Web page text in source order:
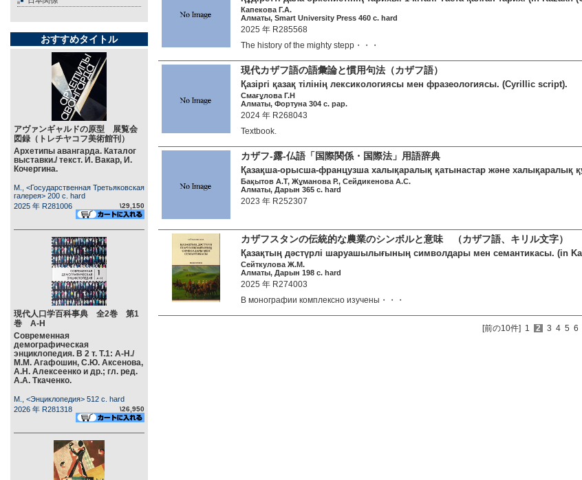
おすすめタイトル
アヴァンギャルドの原型 展覧会
図録（トレチヤコフ美術館刊）
Архетипы авангарда. Каталог
выставки./ текст. И. Вакар, И.
Кочергина.
М., <Государственная Третьяковская
галерея> 200 c. hard
2025 年 R281006
\29,150
現代人口学百科事典 全2巻 第1
巻 А-Н
Современная
демографическая
энциклопедия. В 2 т. Т.1: А-Н./
М.М. Агафошин, С.Ю. Аксенова,
А.Н. Алексеенко и др.; гл. ред.
А.А. Ткаченко.
М., <Энциклопедия> 512 c. hard
2026 年 R281318
\26,950
Капекова Г.А.
Алматы, Smart University Press 460 c. hard
2025 年 R285568
The history of the mighty stepp・・・
現代カザフ語の語彙論と慣用句法（カザフ語）
Қазіргі қазақ тілінің лексикологиясы мен фразеологиясы. (Cyrillic script).
Смағұлова Г.Н
Алматы, Фортуна 304 c. pap.
2024 年 R268043
Textbook.
カザフ-露-仏語「国際関係・国際法」用語辞典
Қазақша-орысша-французша халықаралық қатынастар және халықаралық
Бақытов А.T, Жұманова Р., Сейдикенова А.C.
Алматы, Дарын 365 c. hard
2023 年 R252307
カザフスタンの伝統的な農業のシンボルと意味 （カザフ語、キリル文字）
Қазақтың дәстүрлі шаруашылығының символдары мен семантикасы. (in
Сейткулова Ж.М.
Алматы, Дарын 198 c. hard
2025 年 R274003
В монографии комплексно изучены・・・
[前の10件] 1 2 3 4 5 6